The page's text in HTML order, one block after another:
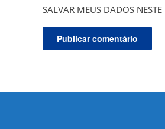
SALVAR MEUS DADOS